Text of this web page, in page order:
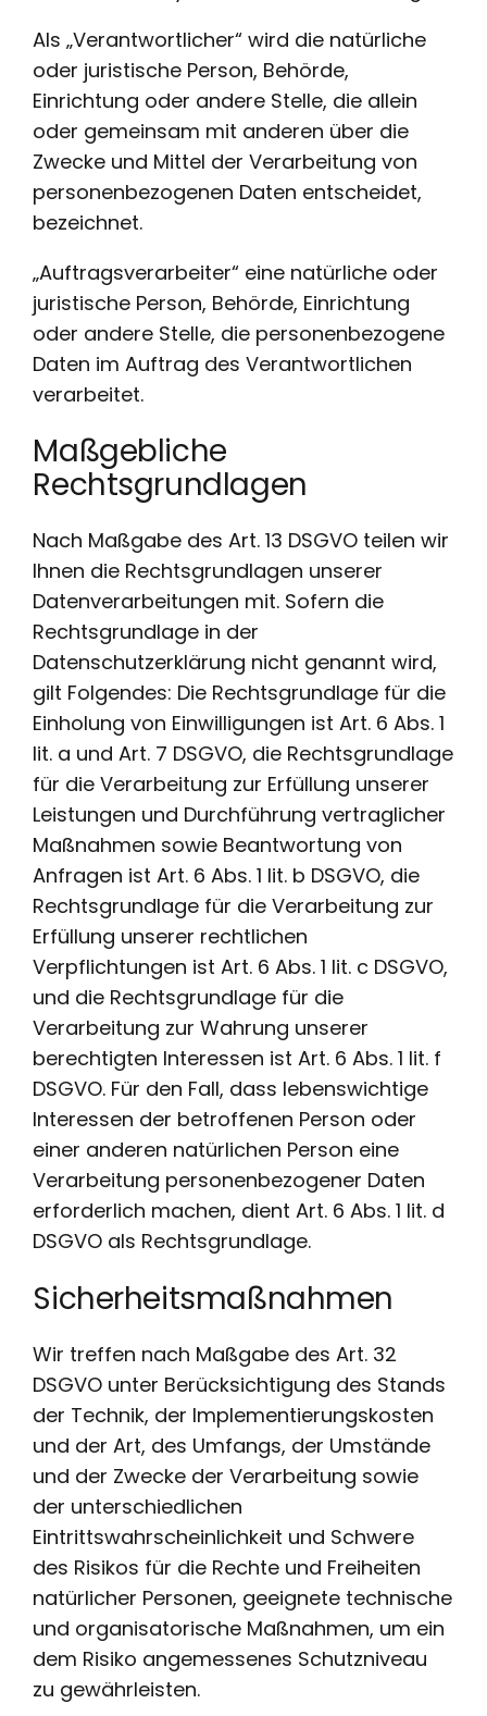
Als „Verantwortlicher“ wird die natürliche
oder juristische Person, Behörde,
Einrichtung oder andere Stelle, die allein
oder gemeinsam mit anderen über die
Zwecke und Mittel der Verarbeitung von
personenbezogenen Daten entscheidet,
bezeichnet.
„Auftragsverarbeiter“ eine natürliche oder
juristische Person, Behörde, Einrichtung
oder andere Stelle, die personenbezogene
Daten im Auftrag des Verantwortlichen
verarbeitet.
Maßgebliche
Rechtsgrundlagen
Nach Maßgabe des Art. 13 DSGVO teilen wir
Ihnen die Rechtsgrundlagen unserer
Datenverarbeitungen mit. Sofern die
Rechtsgrundlage in der
Datenschutzerklärung nicht genannt wird,
gilt Folgendes: Die Rechtsgrundlage für die
Einholung von Einwilligungen ist Art. 6 Abs. 1
lit. a und Art. 7 DSGVO, die Rechtsgrundlage
für die Verarbeitung zur Erfüllung unserer
Leistungen und Durchführung vertraglicher
Maßnahmen sowie Beantwortung von
Anfragen ist Art. 6 Abs. 1 lit. b DSGVO, die
Rechtsgrundlage für die Verarbeitung zur
Erfüllung unserer rechtlichen
Verpflichtungen ist Art. 6 Abs. 1 lit. c DSGVO,
und die Rechtsgrundlage für die
Verarbeitung zur Wahrung unserer
berechtigten Interessen ist Art. 6 Abs. 1 lit. f
DSGVO. Für den Fall, dass lebenswichtige
Interessen der betroffenen Person oder
einer anderen natürlichen Person eine
Verarbeitung personenbezogener Daten
erforderlich machen, dient Art. 6 Abs. 1 lit. d
DSGVO als Rechtsgrundlage.
Sicherheitsmaßnahmen
Wir treffen nach Maßgabe des Art. 32
DSGVO unter Berücksichtigung des Stands
der Technik, der Implementierungskosten
und der Art, des Umfangs, der Umstände
und der Zwecke der Verarbeitung sowie
der unterschiedlichen
Eintrittswahrscheinlichkeit und Schwere
des Risikos für die Rechte und Freiheiten
natürlicher Personen, geeignete technische
und organisatorische Maßnahmen, um ein
dem Risiko angemessenes Schutzniveau
zu gewährleisten.